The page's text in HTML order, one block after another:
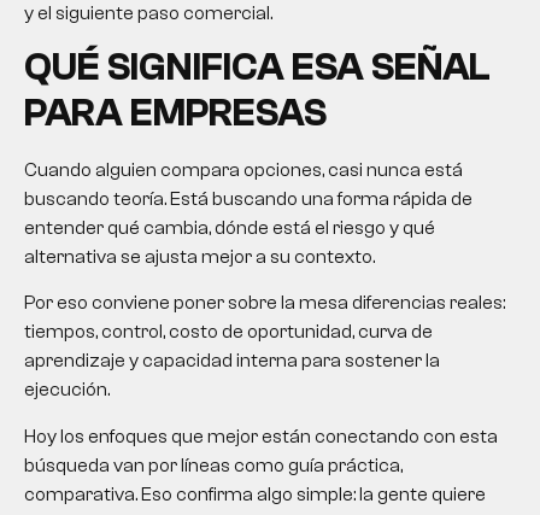
y el siguiente paso comercial.
QUÉ SIGNIFICA ESA SEÑAL
PARA EMPRESAS
Cuando alguien compara opciones, casi nunca está
buscando teoría. Está buscando una forma rápida de
entender qué cambia, dónde está el riesgo y qué
alternativa se ajusta mejor a su contexto.
Por eso conviene poner sobre la mesa diferencias reales:
tiempos, control, costo de oportunidad, curva de
aprendizaje y capacidad interna para sostener la
ejecución.
Hoy los enfoques que mejor están conectando con esta
búsqueda van por líneas como guía práctica,
comparativa. Eso confirma algo simple: la gente quiere